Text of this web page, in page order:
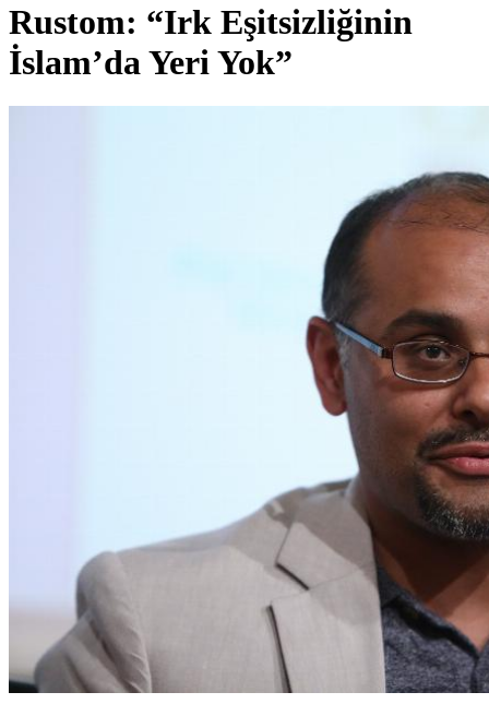
Rustom: “Irk Eşitsizliğinin
İslam’da Yeri Yok”